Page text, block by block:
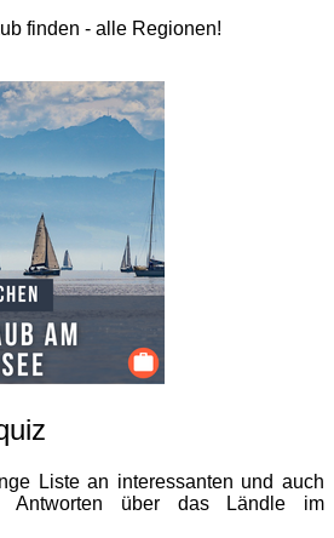
finden - alle Regionen!
Liste an interessanten und auch
Antworten über das Ländle im